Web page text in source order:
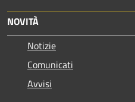
NOVITÀ
Notizie
Comunicati
Avvisi